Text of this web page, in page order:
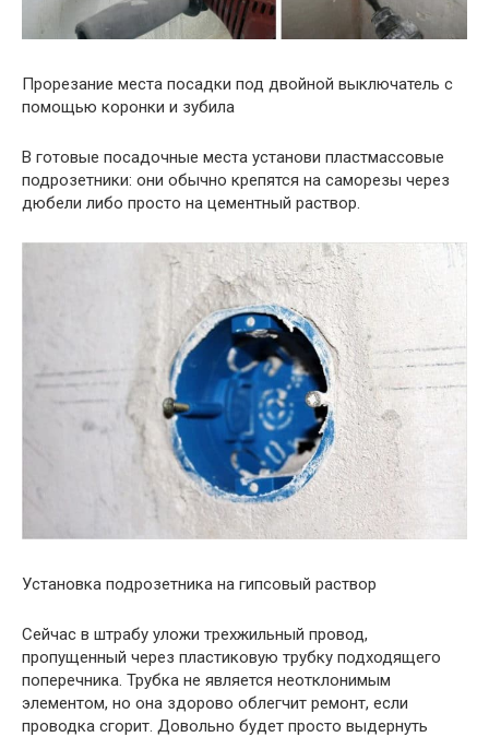
Прорезание места посадки под двойной выключатель с
помощью коронки и зубила
В готовые посадочные места установи пластмассовые
подрозетники: они обычно крепятся на саморезы через
дюбели либо просто на цементный раствор.
Установка подрозетника на гипсовый раствор
Сейчас в штрабу уложи трехжильный провод,
пропущенный через пластиковую трубку подходящего
поперечника. Трубка не является неотклонимым
элементом, но она здорово облегчит ремонт, если
проводка сгорит. Довольно будет просто выдернуть